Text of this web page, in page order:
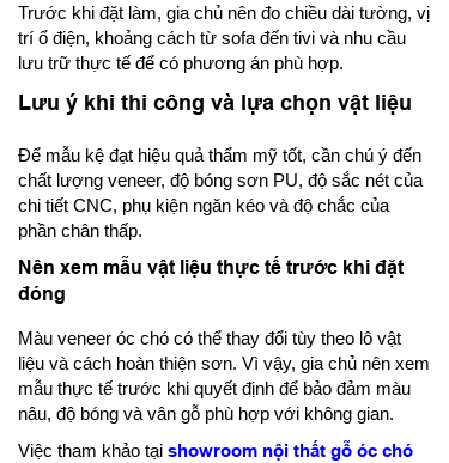
Trước khi đặt làm, gia chủ nên đo chiều dài tường, vị
trí ổ điện, khoảng cách từ sofa đến tivi và nhu cầu
lưu trữ thực tế để có phương án phù hợp.
Lưu ý khi thi công và lựa chọn vật liệu
Để mẫu kệ đạt hiệu quả thẩm mỹ tốt, cần chú ý đến
chất lượng veneer, độ bóng sơn PU, độ sắc nét của
chi tiết CNC, phụ kiện ngăn kéo và độ chắc của
phần chân thấp.
Nên xem mẫu vật liệu thực tế trước khi đặt
đóng
Màu veneer óc chó có thể thay đổi tùy theo lô vật
liệu và cách hoàn thiện sơn. Vì vậy, gia chủ nên xem
mẫu thực tế trước khi quyết định để bảo đảm màu
nâu, độ bóng và vân gỗ phù hợp với không gian.
Việc tham khảo tại showroom nội thất gỗ óc chó